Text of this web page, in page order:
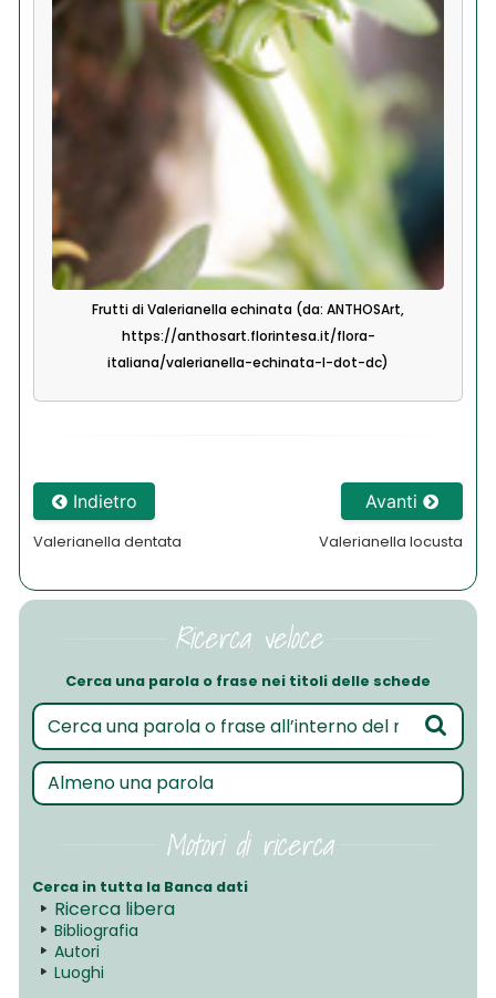
Ricerca veloce
Cerca una parola o frase nei titoli delle schede
Motori di ricerca
Cerca in tutta la Banca dati
Ricerca libera
Bibliografia
Autori
Luoghi
Frutti di Valerianella echinata (da: ANTHOSArt,
https://anthosart.florintesa.it/flora-
italiana/valerianella-echinata-l-dot-dc)
Indietro
Valerianella dentata
Avanti
Valerianella locusta